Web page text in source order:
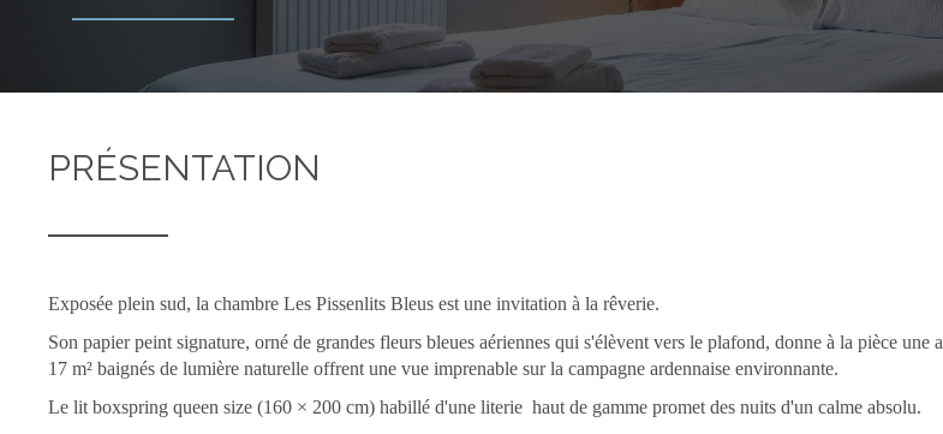
PRÉSENTATION
Exposée plein sud, la chambre Les Pissenlits Bleus est une invitation à la rêverie.
Son papier peint signature, orné de grandes fleurs bleues aériennes qui s'élèvent vers le plafond, donne à la pièce
17 m² baignés de lumière naturelle offrent une vue imprenable sur la campagne ardennaise environnante.
Le lit boxspring queen size (160 × 200 cm) habillé d'une literie haut de gamme promet des nuits d'un calme absolu.